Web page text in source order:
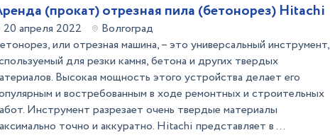
(прокат) отрезная пила (бетонорез) Hitachi
20 апреля 2022
Волгоград
или отрезная машина, – это универсальный инструмент,
для резки камня, бетона и других твердых
Высокая мощность этого устройства делает его
и востребованным в ходе ремонтных и строительных
Инструмент разрезает очень твердые материалы
точно и аккуратно. Hitachi представляет в ...